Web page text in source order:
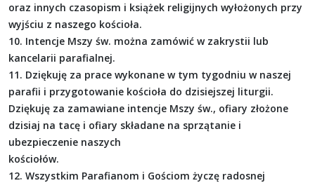
oraz innych czasopism i książek religijnych wyłożonych przy
wyjściu z naszego kościoła.
10. Intencje Mszy św. można zamówić w zakrystii lub
kancelarii parafialnej.
11. Dziękuję za prace wykonane w tym tygodniu w naszej
parafii i przygotowanie kościoła do dzisiejszej liturgii.
Dziękuję za zamawiane intencje Mszy św., ofiary złożone
dzisiaj na tacę i ofiary składane na sprzątanie i
ubezpieczenie naszych
kościołów.
12. Wszystkim Parafianom i Gościom życzę radosnej